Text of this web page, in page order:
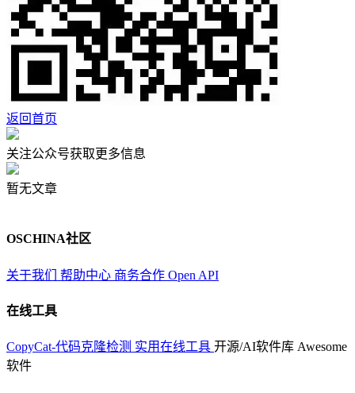
返回首页
关注公众号获取更多信息
暂无文章
OSCHINA社区
关于我们 帮助中心 商务合作 Open API
在线工具
CopyCat-代码克隆检测 实用在线工具 开源/AI软件库 Awesome
软件